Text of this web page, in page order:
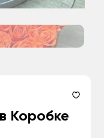
Коробке